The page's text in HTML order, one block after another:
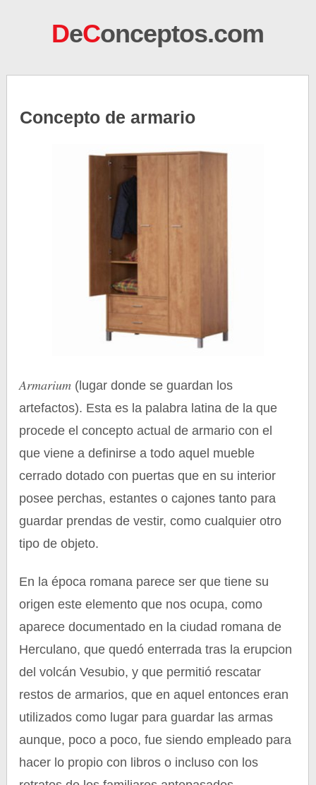
DeConceptos.com
Concepto de armario
Armarium (lugar donde se guardan los
artefactos). Esta es la palabra latina de la que
procede el concepto actual de armario con el
que viene a definirse a todo aquel mueble
cerrado dotado con puertas que en su interior
posee perchas, estantes o cajones tanto para
guardar prendas de vestir, como cualquier otro
tipo de objeto.
En la época romana parece ser que tiene su
origen este elemento que nos ocupa, como
aparece documentado en la ciudad romana de
Herculano, que quedó enterrada tras la erupcion
del volcán Vesubio, y que permitió rescatar
restos de armarios, que en aquel entonces eran
utilizados como lugar para guardar las armas
aunque, poco a poco, fue siendo empleado para
hacer lo propio con libros o incluso con los